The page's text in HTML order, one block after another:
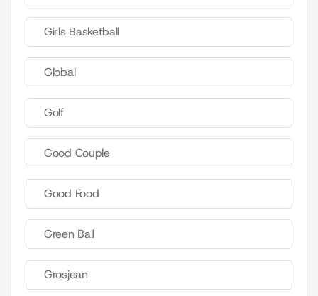
Girls Basketball
Global
Golf
Good Couple
Good Food
Green Ball
Grosjean